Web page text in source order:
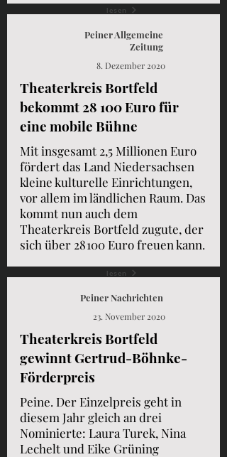
lesen
Peiner Allgemeine
Zeitung
8. Dezember 2020
Theaterkreis Bortfeld
bekommt 28 100 Euro für
eine mobile Bühne
Mit insgesamt 2,5 Millionen Euro
fördert das Land Niedersachsen
kleine kulturelle Einrichtungen,
vor allem im ländlichen Raum. Das
kommt nun auch dem
Theaterkreis Bortfeld zugute, der
sich über 28 100 Euro freuen kann.
lesen
Peiner Nachrichten
23. November 2020
Theaterkreis Bortfeld
gewinnt Gertrud-Böhnke-
Förderpreis
Peine. Der Einzelpreis geht in
diesem Jahr gleich an drei
Nominierte: Laura Turek, Nina
Lechelt und Eike Grüning